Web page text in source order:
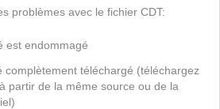
problèmes avec le fichier CDT:
est endommagé
complètement téléchargé (téléchargez
partir de la même source ou de la